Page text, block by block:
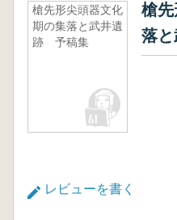
槍先形尖頭器文化
期の集落と武井遺
跡 予稿集
槍
落
レビューを書く